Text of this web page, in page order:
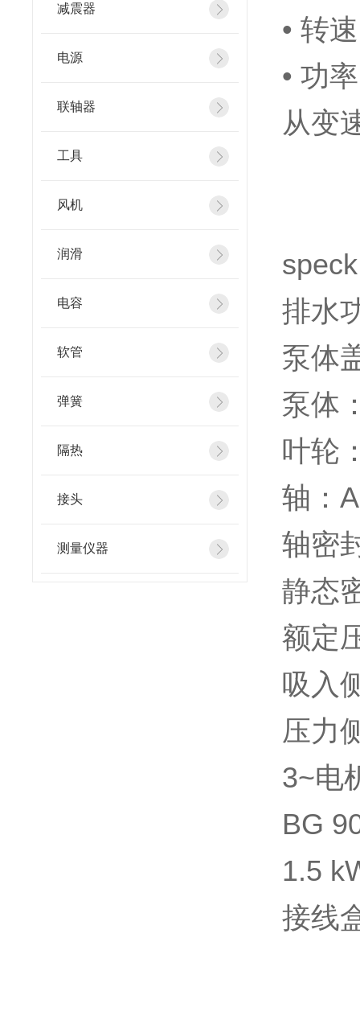
减震器
电源
联轴器
工具
风机
润滑
电容
软管
弹簧
隔热
接头
测量仪器
• 转
• 功
从变
排水
泵体
泵体
叶轮
轴：
轴密
静态
额定
吸入
压力
3~电
BG
1.5
接线